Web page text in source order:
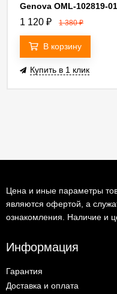
Genova OML-102819-01
1 120 ₽ 1 380₽
В корзину
Купить в 1 клик
Цена и иные параметры
являются офертой, а
ознакомления. Наличие и
Информация
Гарантия
Доставка и оплата